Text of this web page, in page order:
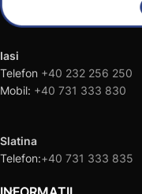
Iasi
Telefon +40 232 256 250
Mobil: +40 731 333 830
Slatina
Telefon:+40 731 333 835